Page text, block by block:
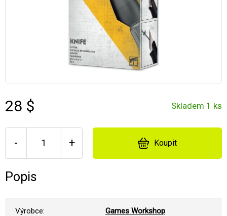
28 $ Skladem 1 ks
- + Koupit
Popis
Výrobce: Games Workshop